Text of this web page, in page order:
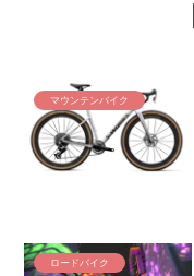
マウンテンバイク
ロードバイク